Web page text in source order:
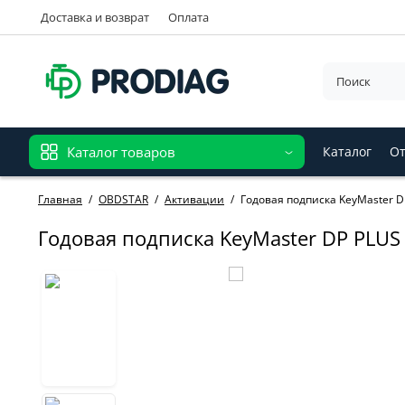
Доставка и возврат Оплата
Каталог товаров Каталог
Главная OBDSTAR Активации Годовая подписка KeyMaster
Годовая подписка KeyMaster DP